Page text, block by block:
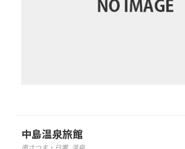
中島温泉旅館